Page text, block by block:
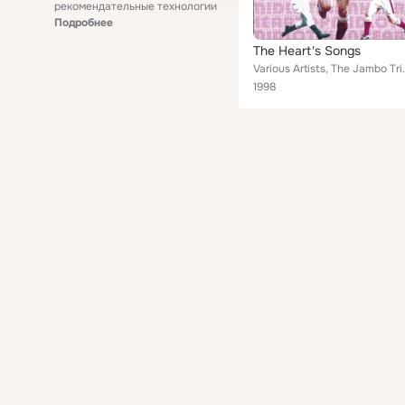
рекомендательные технологии
Подробнее
The Heart's Songs
Various Artists, The Jambo Tribe,
1998